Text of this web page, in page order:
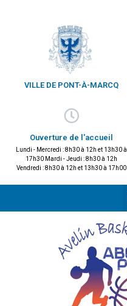
VILLE DE PONT-À-MARCQ
Ouverture de l'accueil
Lundi - Mercredi : 8h30 à 12h et 13h30 à
17h30 Mardi - Jeudi : 8h30 à 12h
Vendredi : 8h30 à 12h et 13h30 à 17h00